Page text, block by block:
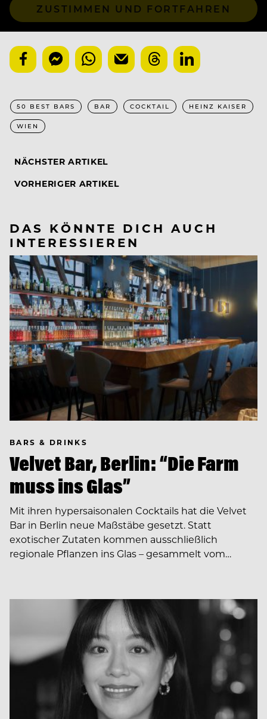
ZUSTIMMEN UND FORTFAHREN
50 BEST BARS BAR COCKTAIL HEINZ KAISER
WIEN
NÄCHSTER ARTIKEL
VORHERIGER ARTIKEL
DAS KÖNNTE DICH AUCH
INTERESSIEREN
BARS & DRINKS
Velvet Bar, Berlin: “Die Farm
muss ins Glas”
Mit ihren hypersaisonalen Cocktails hat die Velvet
Bar in Berlin neue Maßstäbe gesetzt. Statt
exotischer Zutaten kommen ausschließlich
regionale Pflanzen ins Glas – gesammelt vom…